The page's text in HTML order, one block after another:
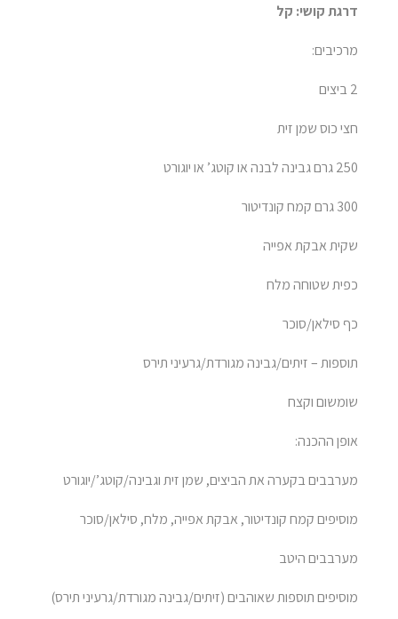
דרגת קושי: קל
מרכיבים:
2 ביצים
חצי כוס שמן זית
250 גרם גבינה לבנה או קוטג’ או יוגורט
300 גרם קמח קונדיטור
שקית אבקת אפייה
כפית שטוחה מלח
כף סילאן/סוכר
תוספות – זיתים/גבינה מגורדת/גרעיני תירס
שומשום וקצח
אופן ההכנה:
מערבבים בקערה את הביצים, שמן זית וגבינה/קוטג’/יוגורט
מוסיפים קמח קונדיטור, אבקת אפייה, מלח, סילאן/סוכר
מערבבים היטב
מוסיפים תוספות שאוהבים (זיתים/גבינה מגורדת/גרעיני תירס)